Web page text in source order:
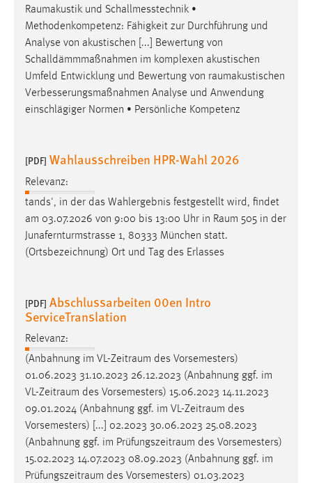
Raumakustik und Schallmesstechnik •
Methodenkompetenz: Fähigkeit zur Durchführung und
Analyse von akustischen [...] Bewertung von
Schalldämmmaßnahmen im komplexen akustischen
Umfeld Entwicklung und Bewertung von raumakustischen
Verbesserungsmaßnahmen Analyse und Anwendung
einschlägiger Normen • Persönliche Kompetenz
[PDF] Wahlausschreiben HPR-Wahl 2026
Relevanz:
tands', in der das Wahlergebnis festgestellt wird, findet
am 03.07.2026 von 9:00 bis 13:00 Uhr in Raum 505 in der
Junafernturmstrasse 1, 80333 München statt.
(Ortsbezeichnung) Ort und Tag des Erlasses
[PDF] Abschlussarbeiten 00en Intro
ServiceTranslation
Relevanz:
(Anbahnung im VL-Zeitraum des Vorsemesters)
01.06.2023 31.10.2023 26.12.2023 (Anbahnung ggf. im
VL-Zeitraum des Vorsemesters) 15.06.2023 14.11.2023
09.01.2024 (Anbahnung ggf. im VL-Zeitraum des
Vorsemesters) [...] 02.2023 30.06.2023 25.08.2023
(Anbahnung ggf. im Prüfungszeitraum des Vorsemesters)
15.02.2023 14.07.2023 08.09.2023 (Anbahnung ggf. im
Prüfungszeitraum des Vorsemesters) 01.03.2023